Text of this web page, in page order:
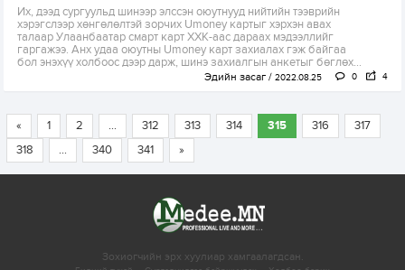
Их, дээд сургуульд шинээр элссэн оюутнууд нийтийн тээврийн
хэрэгслээр хөнгөлөлтэй зорчих Umoney картыг хэрхэн авах
талаар Улаанбаатар смарт карт ХХК-аас дараах мэдээллийг
гаргажээ. Анх удаа оюутны Umoney карт захиалах гэж байгаа
бол энэхүү холбоос дээр дарж, шинэ захиалгын анкетыг бөглөх...
Эдийн засаг 2022.08.25 0 4
« 1 2 ... 312 313 314 315 316
317
318
... 340 341 »
Зохиогчийн эрх хуулиар хамгаалагдсан.